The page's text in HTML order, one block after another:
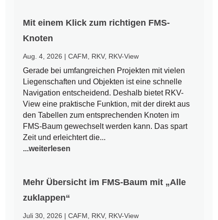
Mit einem Klick zum richtigen FMS-
Knoten
Aug. 4, 2026 |CAFM RKV, RKV-View
Gerade bei umfangreichen Projekten mit vielen
Liegenschaften und Objekten ist eine schnelle
Navigation entscheidend. Deshalb bietet RKV-
View eine praktische Funktion, mit der direkt aus
den Tabellen zum entsprechenden Knoten im
FMS-Baum gewechselt werden kann. Das spart
Zeit und erleichtert die...
...weiterlesen
Mehr Übersicht im FMS-Baum mit „Alle
zuklappen“
Juli 30, 2026 |CAFM RKV, RKV-View